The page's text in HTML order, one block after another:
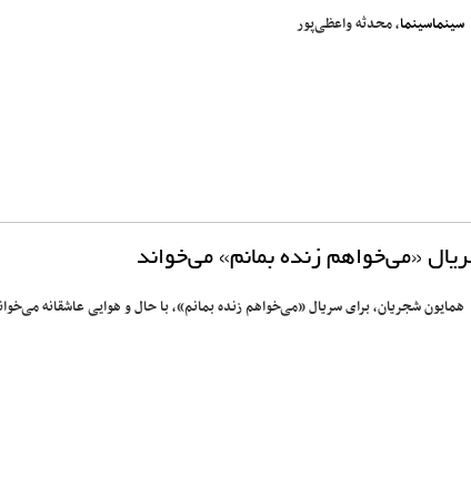
سینماسینما، محدثه واعظی‌پور
«می‌خواهم زنده بمانم» می‌خواند
همایون شجریان، برای سریال «می‌خواهم زنده بمانم»، با حال و هوایی عاشقانه